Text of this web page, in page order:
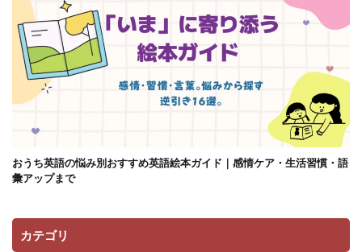
おうち英語の悩み別おすすめ英語絵本ガイド｜感情ケア・生活習慣・語
彙アップまで
カテゴリ